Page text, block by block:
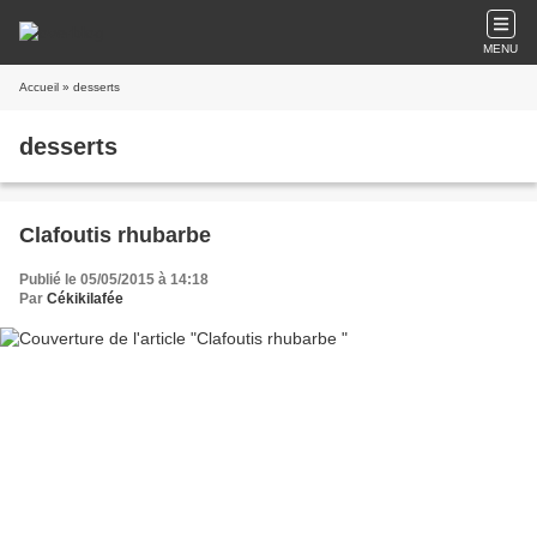
MENU
Accueil » desserts
desserts
Clafoutis rhubarbe
Publié le 05/05/2015 à 14:18
Par Cékikilafée